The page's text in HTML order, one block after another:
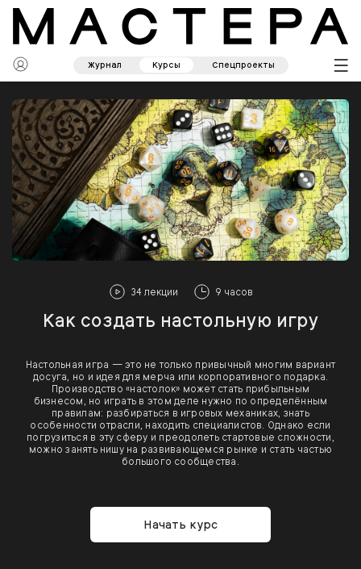
Журнал Курсы Спецпроекты
34 лекции 9 часов
Как создать настольную игру
Настольная игра — это не только привычный многим вариант
досуга, но и идея для мерча или корпоративного подарка.
Производство «настолок» может стать прибыльным
бизнесом, но играть в этом деле нужно по определённым
правилам: разбираться в игровых механиках, знать
особенности отрасли, находить специалистов. Однако если
погрузиться в эту сферу и преодолеть стартовые сложности,
можно занять нишу на развивающемся рынке и стать частью
большого сообщества.
Начать курс